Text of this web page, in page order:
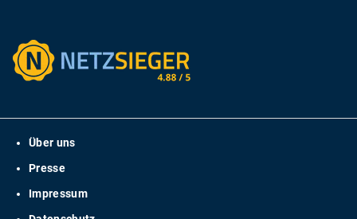
Über uns
Presse
Impressum